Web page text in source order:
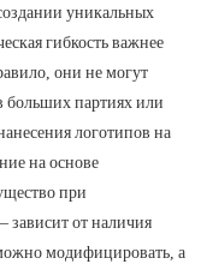
уникальных
гибкость важнее
они не могут
больших партиях или
логотипов на
на основе
при
зависит от наличия
модифицировать, а